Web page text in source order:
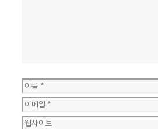
이
름
이
메
웹